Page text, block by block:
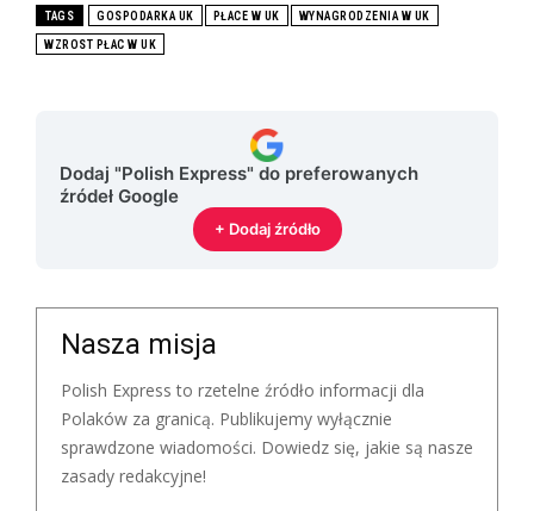
TAGS GOSPODARKA UK PŁACE W UK WYNAGRODZENIA W UK
WZROST PŁAC W UK
Dodaj "Polish Express" do preferowanych
źródeł Google
+ Dodaj źródło
Nasza misja
Polish Express to rzetelne źródło informacji dla
Polaków za granicą. Publikujemy wyłącznie
sprawdzone wiadomości. Dowiedz się, jakie są nasze
zasady redakcyjne!